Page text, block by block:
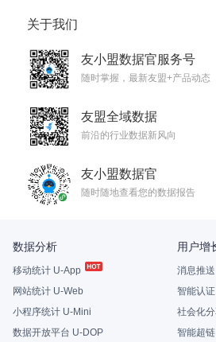
关于我们
友小盟数据官服务号
随时掌握，最新友盟+产品动态
友盟全域数据
前沿的行业数据新风向
友小盟数据官
随时随地查看您的数据报告
数据分析
移动统计 U-App
网站统计 U-Web
小程序统计 U-Mini
数据开放平台 U-DOP
用户增
消息推
智能认
社会化
智能超